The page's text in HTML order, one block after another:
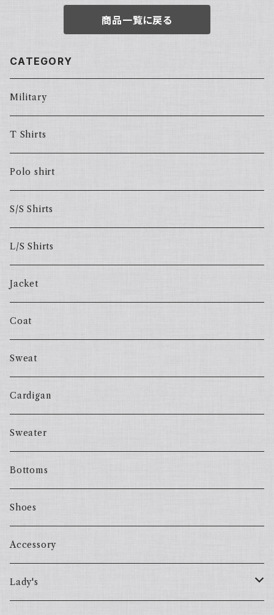
商品一覧に戻る
CATEGORY
Military
T Shirts
Polo shirt
S/S Shirts
L/S Shirts
Jacket
Coat
Sweat
Cardigan
Sweater
Bottoms
Shoes
Accessory
Lady's